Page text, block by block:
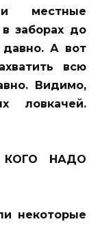
и местные
заборах до
А вот
всю
Видимо,
ловкачей.
НАДО
некоторые